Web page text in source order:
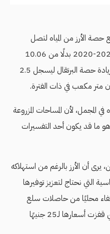
حصة الأرز من المياه لتصل
إلى 6.63 مليون متر مكعب خلال 2021-2020 بدلًا من 10.06
مليون متر مكعب في 2006 تقابلها زيادة حصة البرتقال ليسجل 2.5
المجمل، لأن المساحات المزروعة
ما قد يكون أحد التفسيرات
يرى أن الأرز بالرغم من استهلاكه
التي نحتاج لتعزيز توفيرها
محليًا من حاصلات سلع
أساسية مثل البصل والبطاطس، التي قفزت أسعارها لـ25 جنيهًا